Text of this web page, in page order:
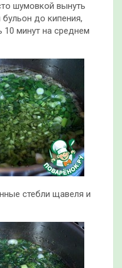
шумовкой вынуть
бульон до кипения,
10 минут на среднем
стебли щавеля и